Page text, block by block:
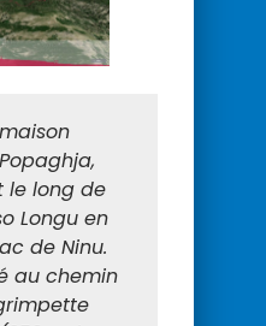
le long de
Longu en
de Ninu.
au chemin